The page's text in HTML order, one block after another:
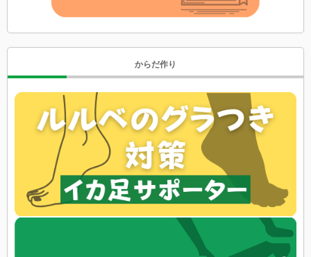
からだ作り